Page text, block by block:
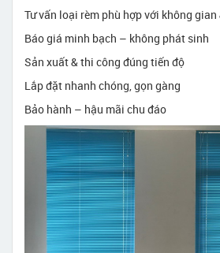
Tư vấn loại rèm phù hợp với không gian
Báo giá minh bạch – không phát sinh
Sản xuất & thi công đúng tiến độ
Lắp đặt nhanh chóng, gọn gàng
Bảo hành – hậu mãi chu đáo